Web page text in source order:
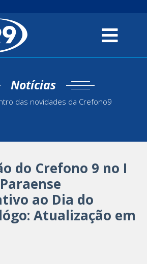
Notícias
das novidades da Crefono9
do Crefono 9 no I
ao Dia do
Atualização em